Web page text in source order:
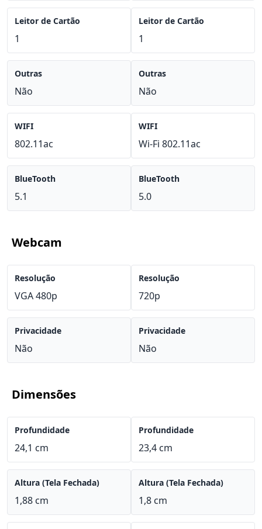
Leitor de Cartão
1
Outras
Não
WIFI
802.11ac
BlueTooth
5.1
Leitor de Cartão
1
Outras
Não
WIFI
Wi-Fi 802.11ac
BlueTooth
5.0
Webcam
Resolução
VGA 480p
Privacidade
Não
Resolução
720p
Privacidade
Não
Dimensões
Profundidade
24,1 cm
Altura (Tela Fechada)
1,88 cm
Profundidade
23,4 cm
Altura (Tela Fechada)
1,8 cm